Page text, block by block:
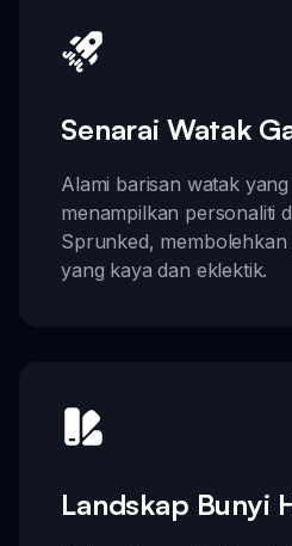
Senarai Watak
Alami barisan watak
menampilkan personaliti
Sprunked, membolehkan
yang kaya dan eklektik.
Landskap Bunyi